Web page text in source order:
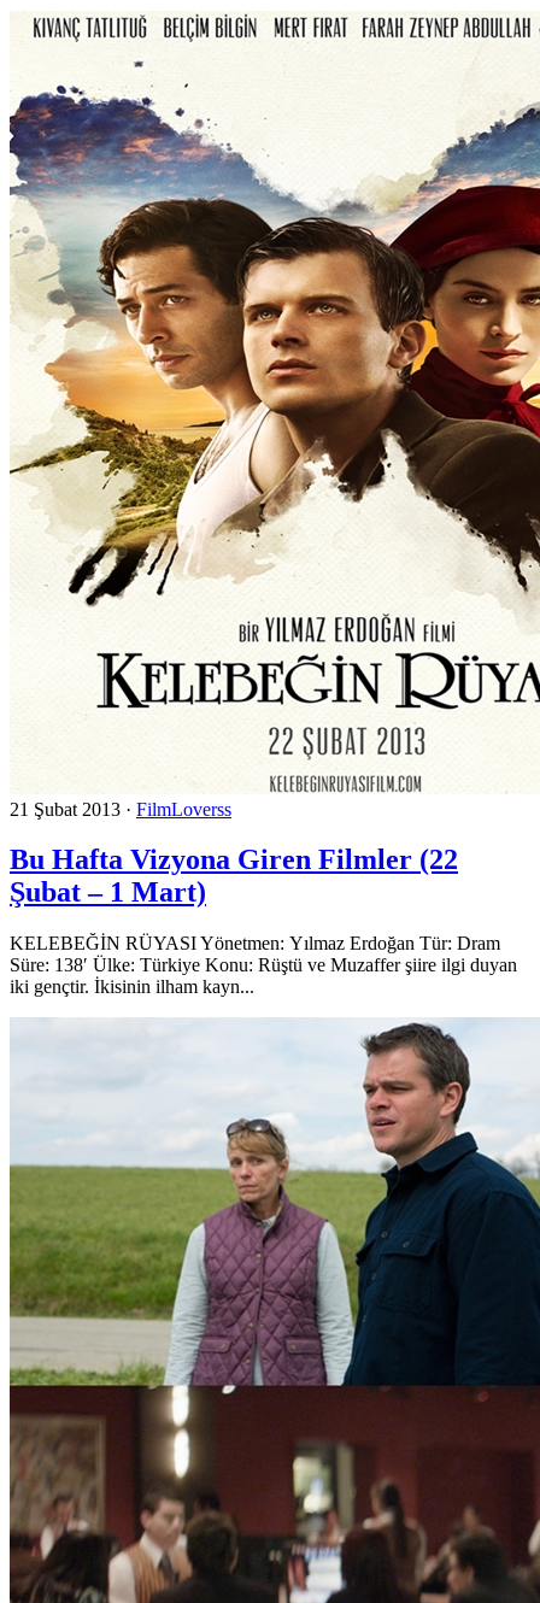
21 Şubat 2013 · FilmLoverss
Bu Hafta Vizyona Giren Filmler (22
Şubat – 1 Mart)
KELEBEĞİN RÜYASI Yönetmen: Yılmaz Erdoğan Tür: Dram
Süre: 138′ Ülke: Türkiye Konu: Rüştü ve Muzaffer şiire ilgi duyan
iki gençtir. İkisinin ilham kayn...